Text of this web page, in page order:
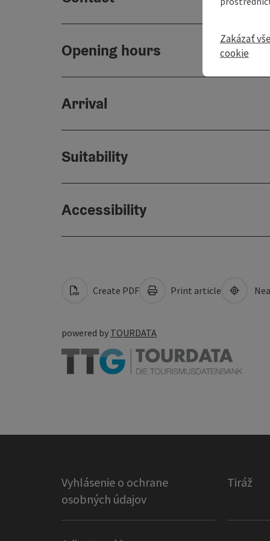
Opening hours
Arrival
Suitability
Accessibility
Create PDF Print article
powered by TOURDATA
Vyhlásenie o ochrane
osobných údajov
Tiráž
Zakázať
cookie